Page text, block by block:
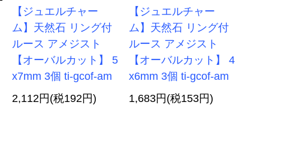
【ジュエルチャー
ム】天然石 リング付
ルース アメジスト
【オーバルカット】 5
x7mm 3個 ti-gcof-am
2,112円(税192円)
【ジュエルチャー
ム】天然石 リング付
ルース アメジスト
【オーバルカット】 4
x6mm 3個 ti-gcof-am
1,683円(税153円)